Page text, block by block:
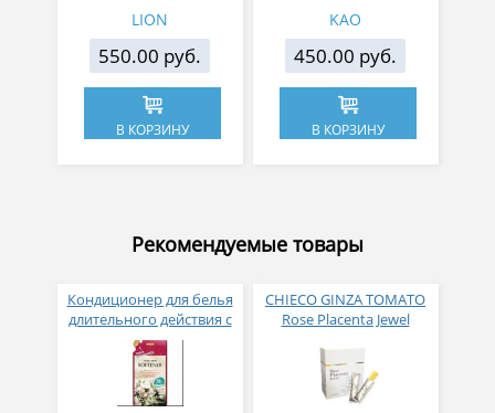
LION
550.00 руб.
В КОРЗИНУ
KAO
450.00 руб.
В КОРЗИНУ
Рекомендуемые товары
Кондиционер для белья
длительного действия с
аромакапсулами с
экзотическим ароматом
500 мл
CHIECO GINZA TOMATO
Rose Placenta Jewel
в желе № 30